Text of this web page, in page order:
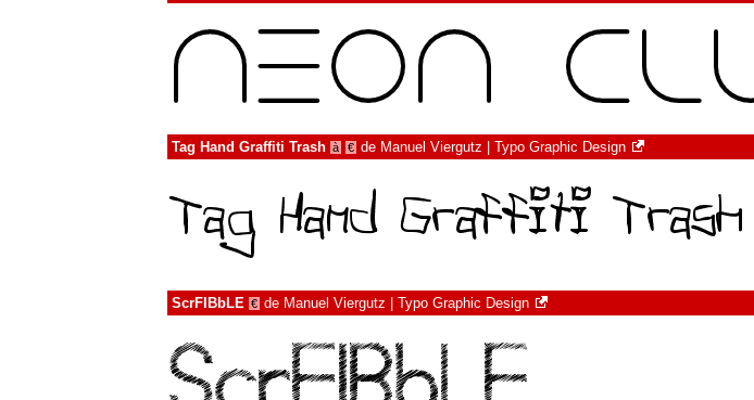
Tag Hand Graffiti Trash à € de Manuel Viergutz | Typo Graphic Design
ScrFIBbLE € de Manuel Viergutz | Typo Graphic Design